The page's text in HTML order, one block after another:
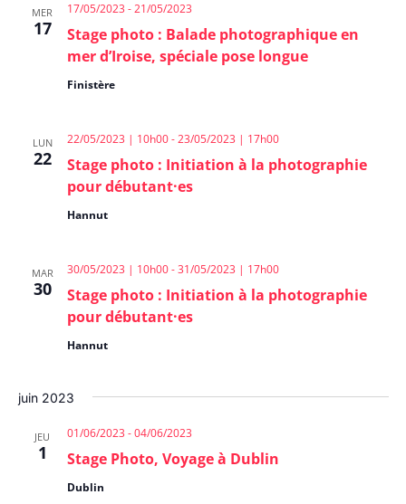
MER
17
Stage photo : Balade photographique en
mer d’Iroise, spéciale pose longue
17/05/2023-21/05/2023
Finistère
LUN
22
Stage photo : Initiation à la photographie
pour débutant·es
22/05/2023 | 10h00-23/05/2023 | 17h00
Hannut
MAR
30
Stage photo : Initiation à la photographie
pour débutant·es
30/05/2023 | 10h00-31/05/2023 | 17h00
Hannut
juin 2023
JEU
1 Stage Photo, Voyage à Dublin
01/06/2023-04/06/2023
Dublin